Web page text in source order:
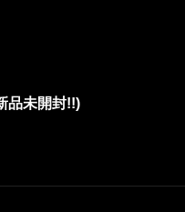
品未開封!!)